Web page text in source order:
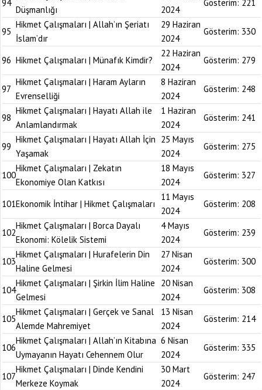
94
Düşmanlığı
2024
Gösterim: 221
95
Hikmet Çalışmaları | Allah’ın Şeriatı
İslam’dır
29 Haziran
2024
Gösterim: 330
96 Hikmet Çalışmaları | Münafık Kimdir?
22 Haziran
2024
Gösterim: 279
97
Hikmet Çalışmaları | Haram Ayların
Evrenselliği
8 Haziran
2024
Gösterim: 248
98
Hikmet Çalışmaları | Hayatı Allah ile
Anlamlandırmak
1 Haziran
2024
Gösterim: 241
99
Hikmet Çalışmaları | Hayatı Allah İçin
Yaşamak
25 Mayıs
2024
Gösterim: 275
100
Hikmet Çalışmaları | Zekatın
Ekonomiye Olan Katkısı
18 Mayıs
2024
Gösterim: 327
101Ekonomik İntihar | Hikmet Çalışmaları
11 Mayıs
2024
Gösterim: 208
102
Hikmet Çalışmaları | Borca Dayalı
Ekonomi: Kölelik Sistemi
4 Mayıs
2024
Gösterim: 239
103
Hikmet Çalışmaları | Hurafelerin Din
Haline Gelmesi
27 Nisan
2024
Gösterim: 300
104
Hikmet Çalışmaları | Şirkin İlim Haline
Gelmesi
20 Nisan
2024
Gösterim: 308
105
Hikmet Çalışmaları | Gerçek ve Sanal
Alemde Mahremiyet
13 Nisan
2024
Gösterim: 214
106
Hikmet Çalışmaları | Allah’ın Kitabına
Uymayanın Hayatı Cehennem Olur
6 Nisan
2024
Gösterim: 335
107
Hikmet Çalışmaları | Dinde Kendini
Merkeze Koymak
30 Mart
2024
Gösterim: 247